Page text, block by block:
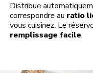
Distribue
correspondre au ratio
vous cuisinez. Le
remplissage facile.